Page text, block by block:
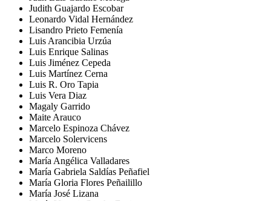
Judith Guajardo Escobar
Leonardo Vidal Hernández
Lisandro Prieto Femenía
Luis Arancibia Urzúa
Luis Enrique Salinas
Luis Jiménez Cepeda
Luis Martínez Cerna
Luis R. Oro Tapia
Luis Vera Diaz
Magaly Garrido
Maite Arauco
Marcelo Espinoza Chávez
Marcelo Solervicens
Marco Moreno
María Angélica Valladares
María Gabriela Saldías Peñafiel
María Gloria Flores Peñailillo
María José Lizana